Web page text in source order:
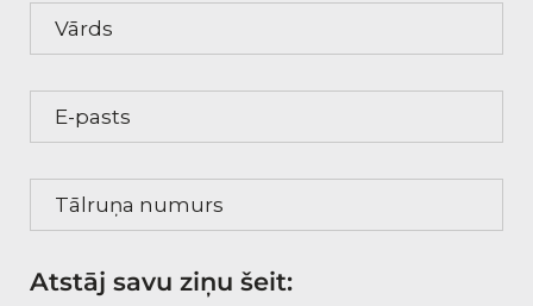
Atstāj savu ziņu šeit: